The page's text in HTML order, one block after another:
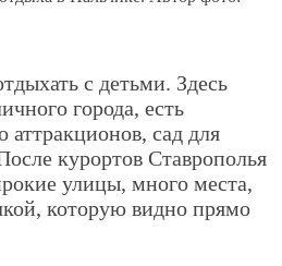
с детьми. Здесь
города, есть
сад для
курортов Ставрополья
улицы, много места,
которую видно прямо